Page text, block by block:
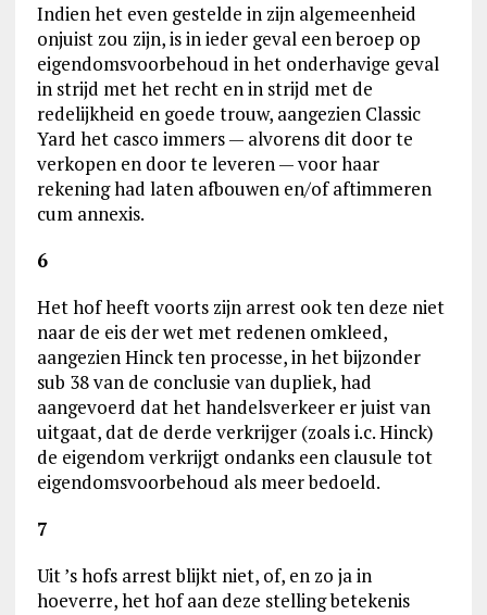
Indien het even gestelde in zijn algemeenheid
onjuist zou zijn, is in ieder geval een beroep op
eigendomsvoorbehoud in het onderhavige geval
in strijd met het recht en in strijd met de
redelijkheid en goede trouw, aangezien Classic
Yard het casco immers — alvorens dit door te
verkopen en door te leveren — voor haar
rekening had laten afbouwen en/of aftimmeren
cum annexis.
6
Het hof heeft voorts zijn arrest ook ten deze niet
naar de eis der wet met redenen omkleed,
aangezien Hinck ten processe, in het bijzonder
sub 38 van de conclusie van dupliek, had
aangevoerd dat het handelsverkeer er juist van
uitgaat, dat de derde verkrijger (zoals i.c. Hinck)
de eigendom verkrijgt ondanks een clausule tot
eigendomsvoorbehoud als meer bedoeld.
7
Uit ’s hofs arrest blijkt niet, of, en zo ja in
hoeverre, het hof aan deze stelling betekenis